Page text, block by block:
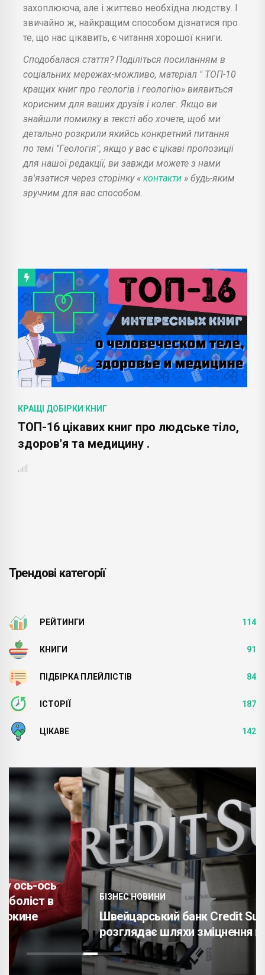
захоплююча, але і життєво необхідна людству. І
звичайно ж, найкращим способом дізнатися про
те, що нас цікавить, є читання хорошої книги.
Сподобалася стаття? Поділіться посиланням в
соціальних мережах-можливо, матеріал " ТОП-10
кращих книг про геологів і геологію» виявиться
корисним для ваших друзів і колег. Якщо ви
знайшли помилку в тексті або хочете, щоб ми
детально розкрили якийсь конкретний питання
по темі "Геологія", якщо у вас є цікаві пропозиції
для нашої редакції, ви завжди можете з нами
зв'язатися через сторінку « контакти » будь-яким
зручним для вас способом.
КРАЩІ ДОБІРКИ КНИГ
ТОП-16 цікавих книг про людське тіло,
здоров'я та медицину .
Трендові категорії
РЕЙТИНГИ 114
КНИГИ 91
ПІДБІРКА ПЛЕЙЛІСТІВ 84
ІСТОРІЇ 187
ЦІКАВЕ 142
БІЗНЕС НОВИНИ
Швейцарський банк Credit Suisse
розглядає шляхи зміцнення капіталу .